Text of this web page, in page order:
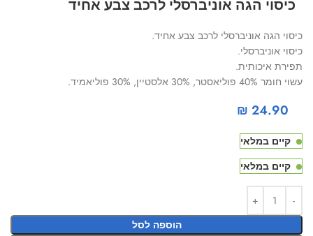
כיסוי הגה אוניברסלי לרכב צבע אחיד
כיסוי הגה אוניברסלי לרכב צבע אחיד.
כיסוי אוניברסלי.
תפירת איכותית.
עשוי חומר 40% פוליאסטר, 30% אלסטיין, 30% פוליאמיד.
₪ 24.90
קיים במלאי
קיים במלאי
הוספה לסל